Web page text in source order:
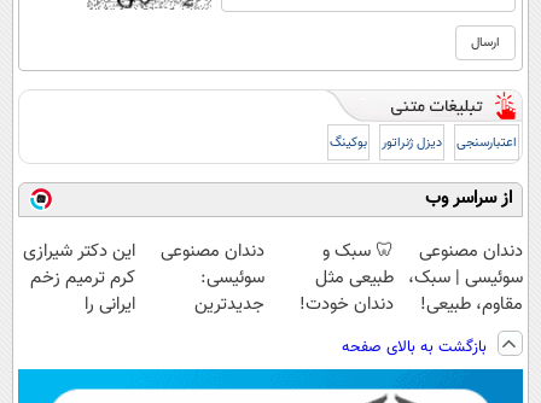
اعتبارسنجی دیزل ژنراتور بوکینگ
از سراسر وب
دندان مصنوعی
سوئیسی | سبک،
مقاوم، طبیعی!
ویزیت
رایگان+پرداخت
اقساطی😍
🦷 سبک و
طبیعی مثل
دندان خودت!
پرداخت اقساطی
💳 📍 تهران
دندان مصنوعی
سوئیسی:
جدیدترین
پرداخت قسطی
این دکتر شیرازی
کرم ترمیم زخم
ایرانی را
بازگشت به بالای صفحه